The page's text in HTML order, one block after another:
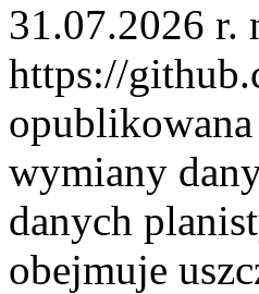
31.07.2026 r.
https://
opublikowana
wymiany
danych
obejmuje